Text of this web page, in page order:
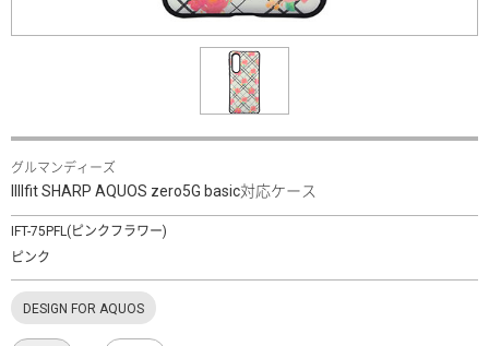
グルマンディーズ
IIIIfit SHARP AQUOS zero5G basic対応ケース
IFT-75PFL(ピンクフラワー)
ピンク
DESIGN FOR AQUOS